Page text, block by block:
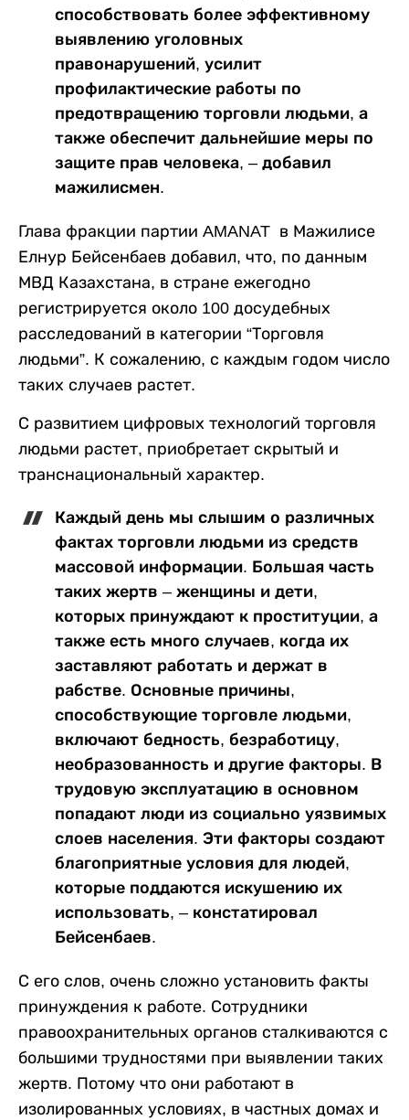
способствовать более эффективному
выявлению уголовных
правонарушений, усилит
профилактические работы по
предотвращению торговли людьми, а
также обеспечит дальнейшие меры по
защите прав человека, – добавил
мажилисмен.
Глава фракции партии AMANAT в Мажилисе
Елнур Бейсенбаев добавил, что, по данным
МВД Казахстана, в стране ежегодно
регистрируется около 100 досудебных
расследований в категории “Торговля
людьми”. К сожалению, с каждым годом число
таких случаев растет.
С развитием цифровых технологий торговля
людьми растет, приобретает скрытый и
транснациональный характер.
Каждый день мы слышим о различных
фактах торговли людьми из средств
массовой информации. Большая часть
таких жертв – женщины и дети,
которых принуждают к проституции, а
также есть много случаев, когда их
заставляют работать и держат в
рабстве. Основные причины,
способствующие торговле людьми,
включают бедность, безработицу,
необразованность и другие факторы. В
трудовую эксплуатацию в основном
попадают люди из социально уязвимых
слоев населения. Эти факторы создают
благоприятные условия для людей,
которые поддаются искушению их
использовать, – констатировал
Бейсенбаев.
С его слов, очень сложно установить факты
принуждения к работе. Сотрудники
правоохранительных органов сталкиваются с
большими трудностями при выявлении таких
жертв. Потому что они работают в
изолированных условиях, в частных домах и